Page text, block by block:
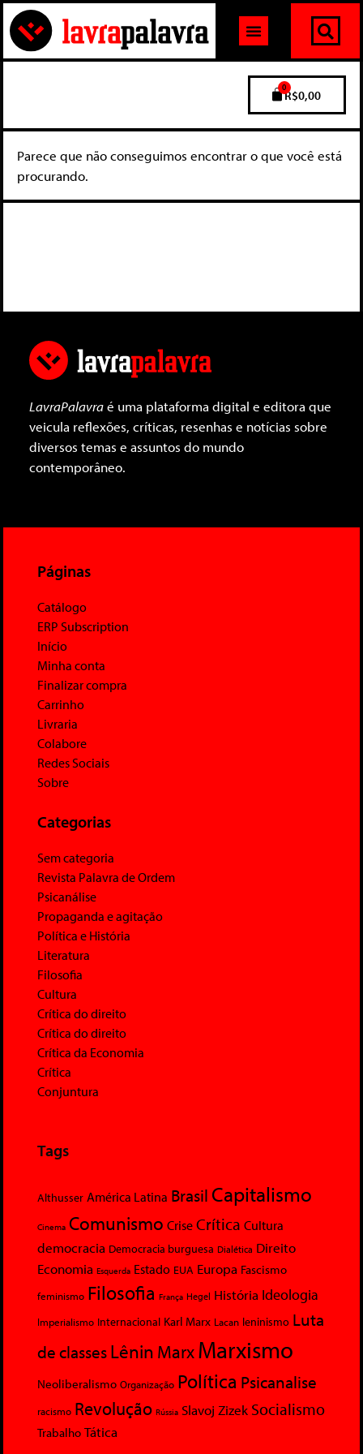
R$0,00
0
Parece que não conseguimos encontrar o que você está
procurando.
LavraPalavraé uma plataforma digital e editora que
veicula reflexões, críticas, resenhas e notícias sobre
diversos temas e assuntos do mundo
contemporâneo.
Páginas
Catálogo
ERP Subscription
Início
Minha conta
Finalizar compra
Carrinho
Livraria
Colabore
Redes Sociais
Sobre
Categorias
Sem categoria
Revista Palavra de Ordem
Psicanálise
Propaganda e agitação
Política e História
Literatura
Filosofia
Cultura
Crítica do direito
Crítica do direito
Crítica da Economia
Crítica
Conjuntura
Tags
Althusser América Latina Brasil Capitalismo
Cinema Comunismo Crise Crítica Cultura
democracia Democracia burguesa Dialética Direito
Economia Esquerda Estado EUA Europa Fascismo
feminismo Filosofia França Hegel História Ideologia
Imperialismo Internacional Karl Marx Lacan leninismo Luta
de classesLênin MarxMarxismo
Neoliberalismo Organização Política Psicanalise
racismo Revolução Rússia Slavoj Zizek Socialismo
Trabalho Tática